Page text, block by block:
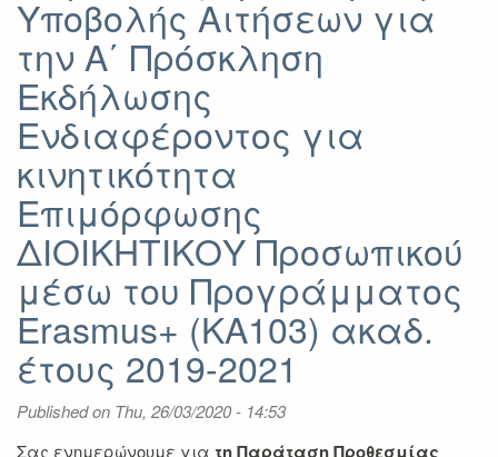
Αιτήσεων
A΄
Πρόσκληση
Εκδήλωσης
Ενδιαφέροντος
για
κινητικότητα
Επιμόρφωσης
ΔΙΔΑΚΤΙΚΟΥ
και
ΛΟΙΠΟΥ
Προσωπικού
μέσω
του
Προγράμματος
Erasmus+
(KA103)
2019-
2021
Υποβολής Αιτήσεων για
την Α΄ Πρόσκληση
Εκδήλωσης
Ενδιαφέροντος για
κινητικότητα
Επιμόρφωσης
ΔΙΟΙΚΗΤΙΚΟΥ Προσωπικού
μέσω του Προγράμματος
Erasmus+ (KA103) ακαδ.
έτους 2019-2021
Published on Thu, 26/03/2020 - 14:53
Σας ενημερώνουμε για τηΠαράταση Προθεσμίας